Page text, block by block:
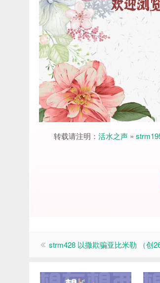
转载请注明： 活水之声 »
strm428 以撒欺骗亚比米勒 （创26